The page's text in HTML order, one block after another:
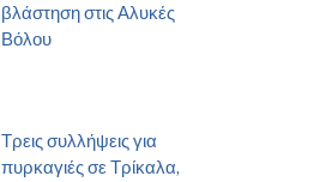
βλάστηση στις Αλυκές
Βόλου
Τρεις συλλήψεις για
πυρκαγιές σε Τρίκαλα,